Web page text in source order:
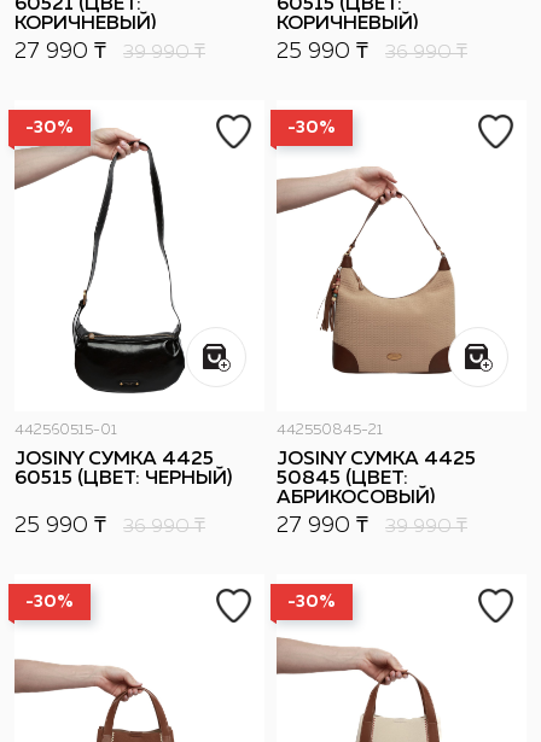
60521 (ЦВЕТ:
КОРИЧНЕВЫЙ)
27 990 ₸ 39 990₸
60515 (ЦВЕТ:
КОРИЧНЕВЫЙ)
25 990 ₸ 36 990₸
-30%
442560515-01
JOSINY СУМКА 4425
60515 (ЦВЕТ: ЧЕРНЫЙ)
25 990 ₸ 36 990₸
-30%
442550845-21
JOSINY СУМКА 4425
50845 (ЦВЕТ:
АБРИКОСОВЫЙ)
27 990 ₸ 39 990₸
-30% -30%